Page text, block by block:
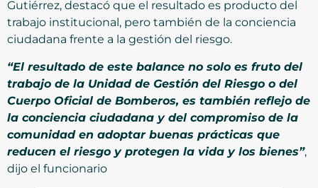
Gutiérrez, destacó que el resultado es producto del
trabajo institucional, pero también de la conciencia
ciudadana frente a la gestión del riesgo.
“El resultado de este balance no solo es fruto del
trabajo de la Unidad de Gestión del Riesgo o del
Cuerpo Oficial de Bomberos, es también reflejo de
la conciencia ciudadana y del compromiso de la
comunidad en adoptar buenas prácticas que
reducen el riesgo y protegen la vida y los bienes”,
dijo el funcionario